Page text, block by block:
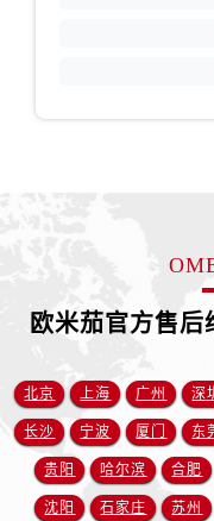
欧米茄官方售
北京 上海 广州 深
长沙 宁波 厦门 东
贵阳 哈尔滨 合肥
沈阳 石家庄 苏州